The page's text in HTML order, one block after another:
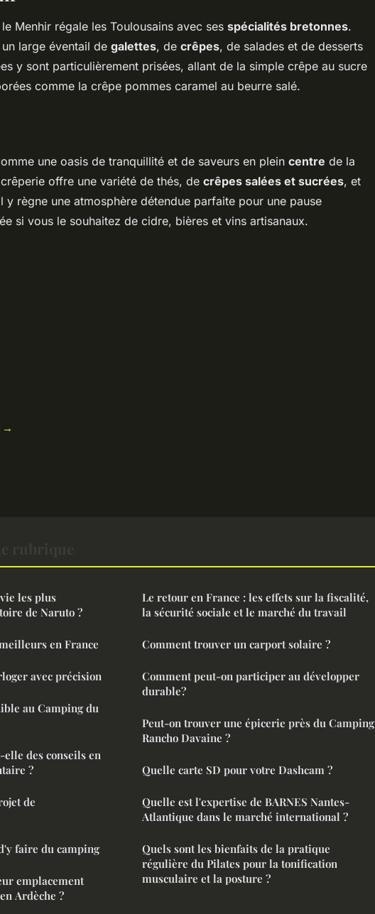
Menhir régale les Toulousains avec ses spécialités bretonnes.
large éventail de galettes, de crêpes, de salades et de desserts
y sont particulièrement prisées, allant de la simple crêpe au sucre
comme la crêpe pommes caramel au beurre salé.
une oasis de tranquillité et de saveurs en plein centre de la
offre une variété de thés, de crêpes salées et sucrées, et
y règne une atmosphère détendue parfaite pour une pause
si vous le souhaitez de cidre, bières et vins artisanaux.
→
les plus
de Naruto ?
en France
avec précision
au Camping du
des conseils en
?
de
d'y faire du camping
emplacement
Ardèche ?
Le retour en France : les effets sur la fiscalité,
la sécurité sociale et le marché du travail
Comment trouver un carport solaire ?
Comment peut-on participer au développer
durable?
Peut-on trouver une épicerie près du Camping
Rancho Davaine ?
Quelle carte SD pour votre Dashcam ?
Quelle est l'expertise de BARNES Nantes-
Atlantique dans le marché international ?
Quels sont les bienfaits de la pratique
régulière du Pilates pour la tonification
musculaire et la posture ?